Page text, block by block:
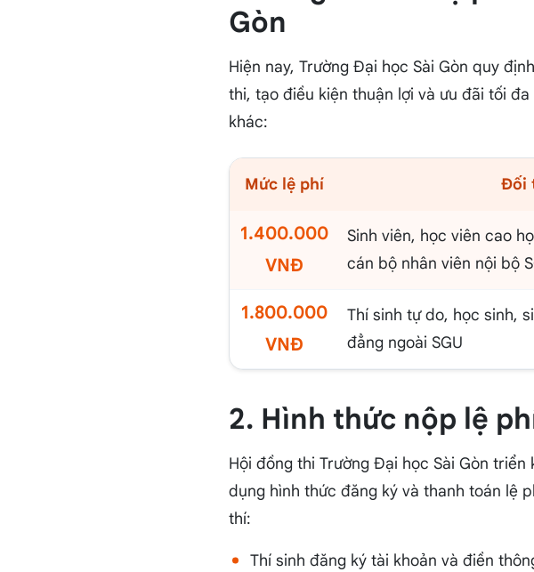
Gòn
Hiện nay, Trường Đại học Sài Gòn quy
thi, tạo điều kiện thuận lợi và ưu đãi tối
khác:
Mức lệ phí Đối
1.400.000
VNĐ
Sinh viên, học viên cao
cán bộ nhân viên nội bộ
1.800.000
VNĐ
Thí sinh tự do, học sinh,
đẳng ngoài SGU
2. Hình thức nộp lệ
Hội đồng thi Trường Đại học Sài Gòn
dụng hình thức đăng ký và thanh toán lệ
thí:
Thí sinh đăng ký tài khoản và điền